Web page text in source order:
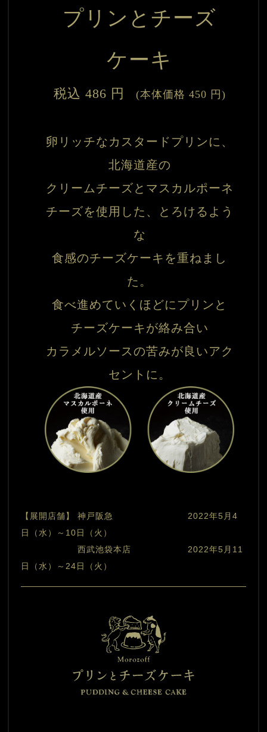
プリンとチーズ
ケーキ
税込 486 円 (本体価格 450 円)
卵リッチなカスタードプリンに、
北海道産の
クリームチーズとマスカルポーネ
チーズを使用した、とろけるよう
な
食感のチーズケーキを重ねまし
た。
食べ進めていくほどにプリンと
チーズケーキが絡み合い
カラメルソースの苦みが良いアク
【展開店舗】 神戸阪急　　　　　　　　 2022年5月4
日（水）～10日（火）
西武池袋本店　　　　　　 2022年5月11